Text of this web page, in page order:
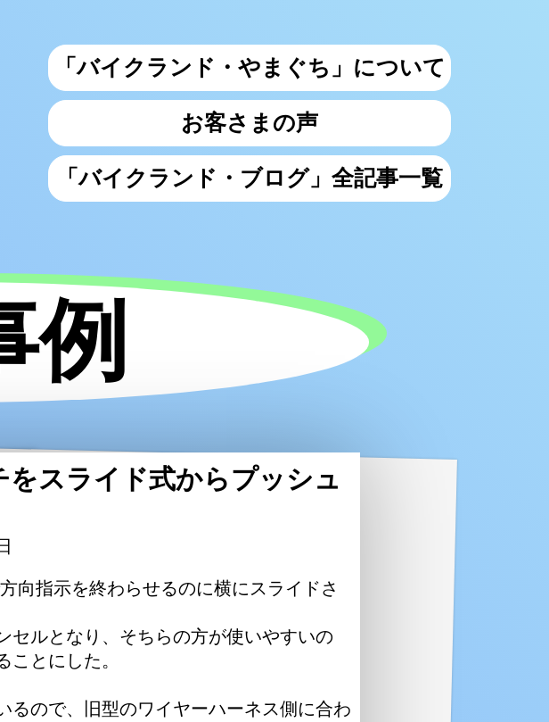
「バイクランド・やまぐち」について
お客さまの声
「バイクランド・ブログ」全記事一覧
例
スライド式からプッシュ
向指示を終わらせるのに横にスライドさ
セルとなり、そちらの方が使いやすいの
とにした。
るので、旧型のワイヤーハーネス側に合わ